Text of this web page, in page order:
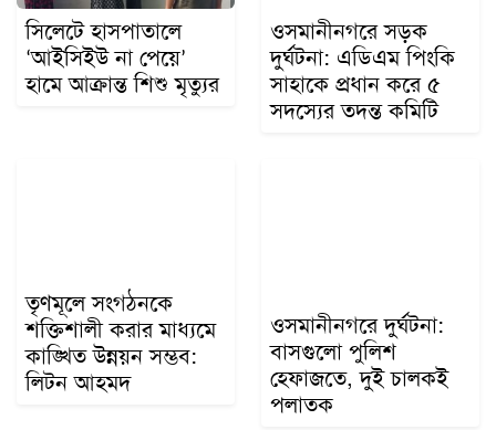
সিলেটে হাসপাতালে
‘আইসিইউ না পেয়ে’
হামে আক্রান্ত শিশু মৃত্যুর
ওসমানীনগরে সড়ক
দুর্ঘটনা: এডিএম পিংকি
সাহাকে প্রধান করে ৫
সদস্যের তদন্ত কমিটি
তৃণমূলে সংগঠনকে
শক্তিশালী করার মাধ্যমে
কাঙ্খিত উন্নয়ন সম্ভব:
লিটন আহমদ
ওসমানীনগরে দুর্ঘটনা:
বাসগুলো পুলিশ
হেফাজতে, দুই চালকই
পলাতক